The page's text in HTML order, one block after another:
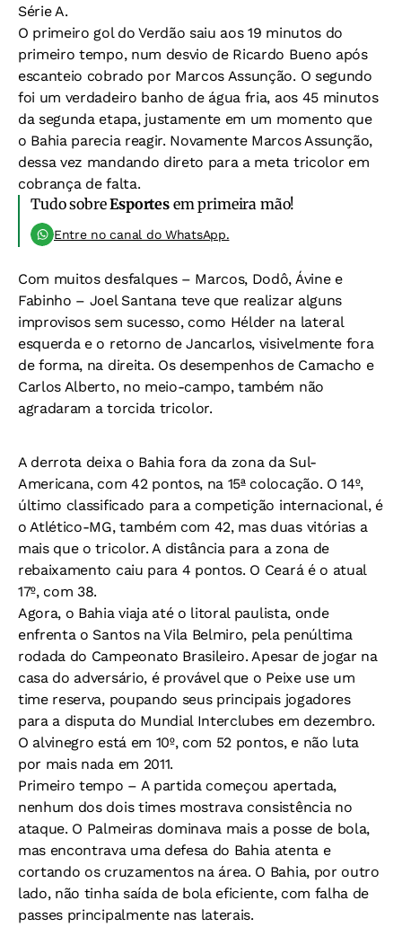
Série A.
O primeiro gol do Verdão saiu aos 19 minutos do
primeiro tempo, num desvio de Ricardo Bueno após
escanteio cobrado por Marcos Assunção. O segundo
foi um verdadeiro banho de água fria, aos 45 minutos
da segunda etapa, justamente em um momento que
o Bahia parecia reagir. Novamente Marcos Assunção,
dessa vez mandando direto para a meta tricolor em
cobrança de falta.
Tudo sobreEsportesem primeira mão!
Entre no canal do WhatsApp.
Com muitos desfalques – Marcos, Dodô, Ávine e
Fabinho – Joel Santana teve que realizar alguns
improvisos sem sucesso, como Hélder na lateral
esquerda e o retorno de Jancarlos, visivelmente fora
de forma, na direita. Os desempenhos de Camacho e
Carlos Alberto, no meio-campo, também não
agradaram a torcida tricolor.
A derrota deixa o Bahia fora da zona da Sul-
Americana, com 42 pontos, na 15ª colocação. O 14º,
último classificado para a competição internacional, é
o Atlético-MG, também com 42, mas duas vitórias a
mais que o tricolor. A distância para a zona de
rebaixamento caiu para 4 pontos. O Ceará é o atual
17º, com 38.
Agora, o Bahia viaja até o litoral paulista, onde
enfrenta o Santos na Vila Belmiro, pela penúltima
rodada do Campeonato Brasileiro. Apesar de jogar na
casa do adversário, é provável que o Peixe use um
time reserva, poupando seus principais jogadores
para a disputa do Mundial Interclubes em dezembro.
O alvinegro está em 10º, com 52 pontos, e não luta
por mais nada em 2011.
Primeiro tempo – A partida começou apertada,
nenhum dos dois times mostrava consistência no
ataque. O Palmeiras dominava mais a posse de bola,
mas encontrava uma defesa do Bahia atenta e
cortando os cruzamentos na área. O Bahia, por outro
lado, não tinha saída de bola eficiente, com falha de
passes principalmente nas laterais.